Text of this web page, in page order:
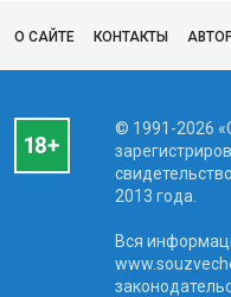
О САЙТЕ КОНТАКТЫ
© 1991-2026
2013 года.
Вся